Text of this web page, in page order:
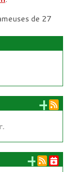
de 27
+
+